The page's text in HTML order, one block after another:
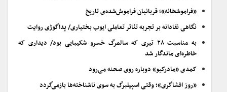
«فراموشخانه»؛ قربانیان فراموش‌شده‌ی تاریخ
نگاهی نقادانه بر تجربه تئاتر تعاملی ایوب بختیاری/ پداگوژی روایت
به مناسبت ۲۸ تیری که سالمرگ خسرو شکیبایی بود/ دیداری که
خاطره‌ای ماندگار شد
کمدی «مادرکیو» دوباره روی صحنه می‌رود
«روز افشاگری»؛ وقتی اسپیلبرگ به سوی ناشناخته‌ها بازمی‌گردد